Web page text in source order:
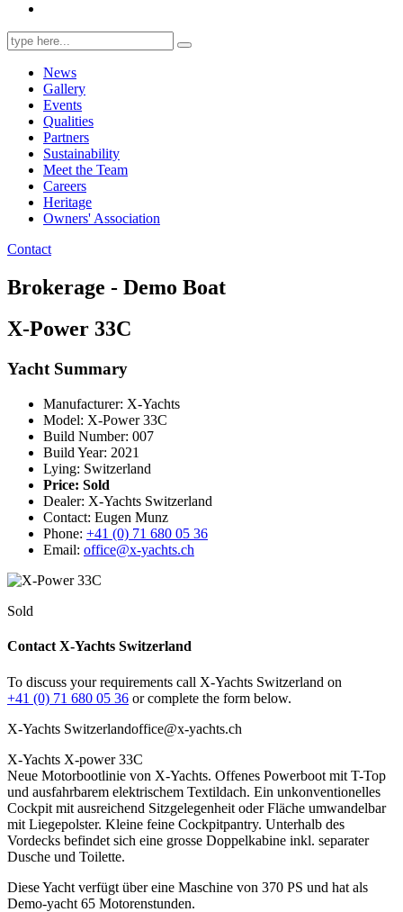
Search
for:
News
Gallery
Events
Qualities
Partners
Sustainability
Meet the Team
Careers
Heritage
Owners' Association
Contact
Brokerage - Demo Boat
X-Power 33C
Yacht Summary
Manufacturer: X-Yachts
Model: X-Power 33C
Build Number: 007
Build Year: 2021
Lying: Switzerland
Price: Sold
Dealer: X-Yachts Switzerland
Contact: Eugen Munz
Phone: +41 (0) 71 680 05 36
Email: office@x-yachts.ch
Sold
Contact X-Yachts Switzerland
To discuss your requirements call X-Yachts Switzerland on
+41 (0) 71 680 05 36 or complete the form below.
X-Yachts Switzerlandoffice@x-yachts.ch
X-Yachts X-power 33C
Neue Motorbootlinie von X-Yachts. Offenes Powerboot mit T-Top
und ausfahrbarem elektrischem Textildach. Ein unkonventionelles
Cockpit mit ausreichend Sitzgelegenheit oder Fläche umwandelbar
mit Liegepolster. Kleine feine Cockpitpantry. Unterhalb des
Vordecks befindet sich eine grosse Doppelkabine inkl. separater
Dusche und Toilette.
Diese Yacht verfügt über eine Maschine von 370 PS und hat als
Demo-yacht 65 Motorenstunden.